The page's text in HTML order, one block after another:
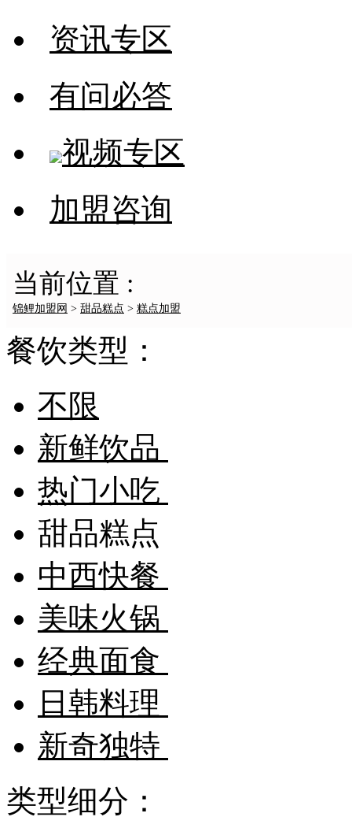
资讯专区
有问必答
视频专区
加盟咨询
当前位置 :
锦鲤加盟网 > 甜品糕点 > 糕点加盟
餐饮类型：
不限
新鲜饮品
热门小吃
甜品糕点
中西快餐
美味火锅
经典面食
日韩料理
新奇独特
类型细分：